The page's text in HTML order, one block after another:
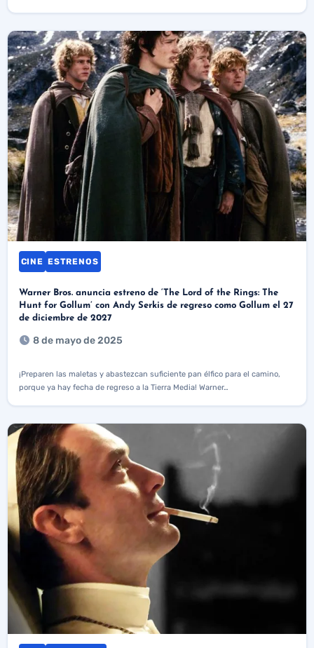
CINE ESTRENOS
Warner Bros. anuncia estreno de ‘The Lord of the Rings: The
Hunt for Gollum’ con Andy Serkis de regreso como Gollum el 27
de diciembre de 2027
8 de mayo de 2025
¡Preparen las maletas y abastezcan suficiente pan élfico para el camino,
porque ya hay fecha de regreso a la Tierra Media! Warner…